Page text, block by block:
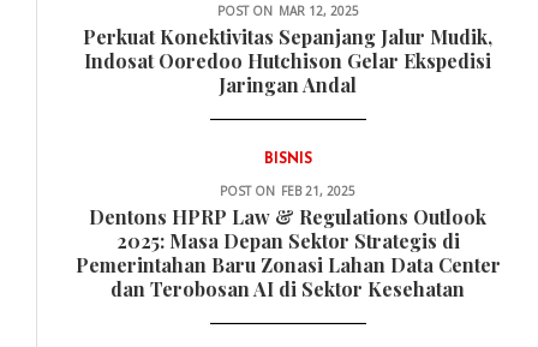
POST ON MAR 12, 2025
Perkuat Konektivitas Sepanjang Jalur Mudik,
Indosat Ooredoo Hutchison Gelar Ekspedisi
Jaringan Andal
BISNIS
POST ON FEB 21, 2025
Dentons HPRP Law & Regulations Outlook
2025: Masa Depan Sektor Strategis di
Pemerintahan Baru Zonasi Lahan Data Center
dan Terobosan AI di Sektor Kesehatan